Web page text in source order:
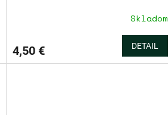
Skladom
4,50 € DETAIL